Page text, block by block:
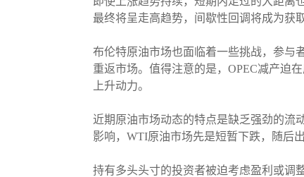
最终将呈走高趋势，间歇性回调将成为获
布伦特原油市场也面临着一些挑战，参与
重返市场。值得注意的是，OPEC减产迫
上升动力。
近期原油市场动态的特点是缺乏强劲的流
影响，WTI原油市场先是短暂下跌，随后
持有多头头寸的投资者被迫考虑盈利或调